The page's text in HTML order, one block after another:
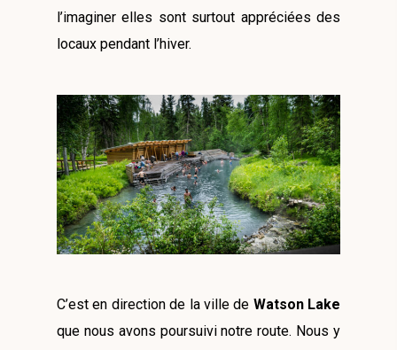
l’imaginer elles sont surtout appréciées des
locaux pendant l’hiver.
C’est en direction de la ville de Watson Lake
que nous avons poursuivi notre route. Nous y